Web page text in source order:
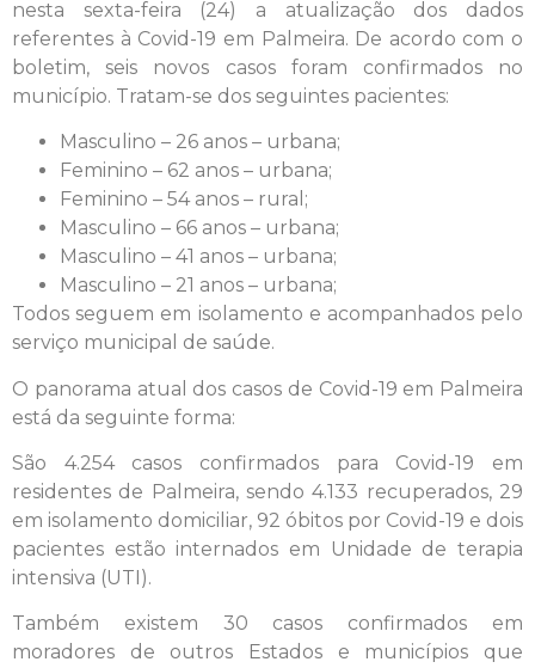
nesta sexta-feira (24) a atualização dos dados
referentes à Covid-19 em Palmeira. De acordo com o
boletim, seis novos casos foram confirmados no
município. Tratam-se dos seguintes pacientes:
Masculino – 26 anos – urbana;
Feminino – 62 anos – urbana;
Feminino – 54 anos – rural;
Masculino – 66 anos – urbana;
Masculino – 41 anos – urbana;
Masculino – 21 anos – urbana;
Todos seguem em isolamento e acompanhados pelo
serviço municipal de saúde.
O panorama atual dos casos de Covid-19 em Palmeira
está da seguinte forma:
São 4.254 casos confirmados para Covid-19 em
residentes de Palmeira, sendo 4.133 recuperados, 29
em isolamento domiciliar, 92 óbitos por Covid-19 e dois
pacientes estão internados em Unidade de terapia
intensiva (UTI).
Também existem 30 casos confirmados em
moradores de outros Estados e municípios que